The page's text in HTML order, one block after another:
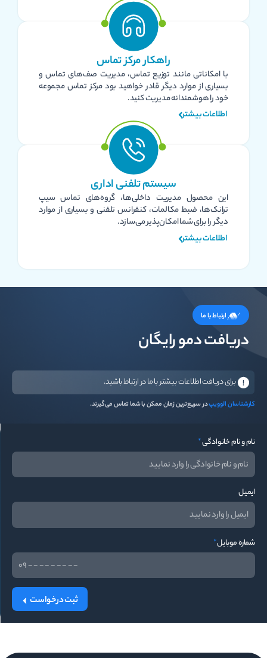
راهکار مرکز تماس
با امکاناتی مانند توزیع تماس، مدیریت صف‌های تماس و
بسیاری از موارد دیگر قادر خواهید بود مرکز تماس مجموعه
خود را هوشمندانه مدیریت کنید.
اطلاعات بیشتر
سیستم تلفنی اداری
این محصول مدیریت داخلی‌ها، گروه‌های تماس سیپ
ترانک‌ها، ضبط مکالمات، کنفرانس تلفنی و بسیاری از موارد
دیگر را برای شما امکان‌پذیر می‌سازد.
اطلاعات بیشتر
ارتباط با ما
دریافت دمو رایگان
برای دریافت اطلاعات بیشتر با ما در ارتباط باشید.
کارشناسان الوویپدر سریع‌ترین زمان ممکن با شما تماس می‌گیرند.
نام و نام خانوادگی*
ایمیل
شماره موبایل*
ثبت درخواست